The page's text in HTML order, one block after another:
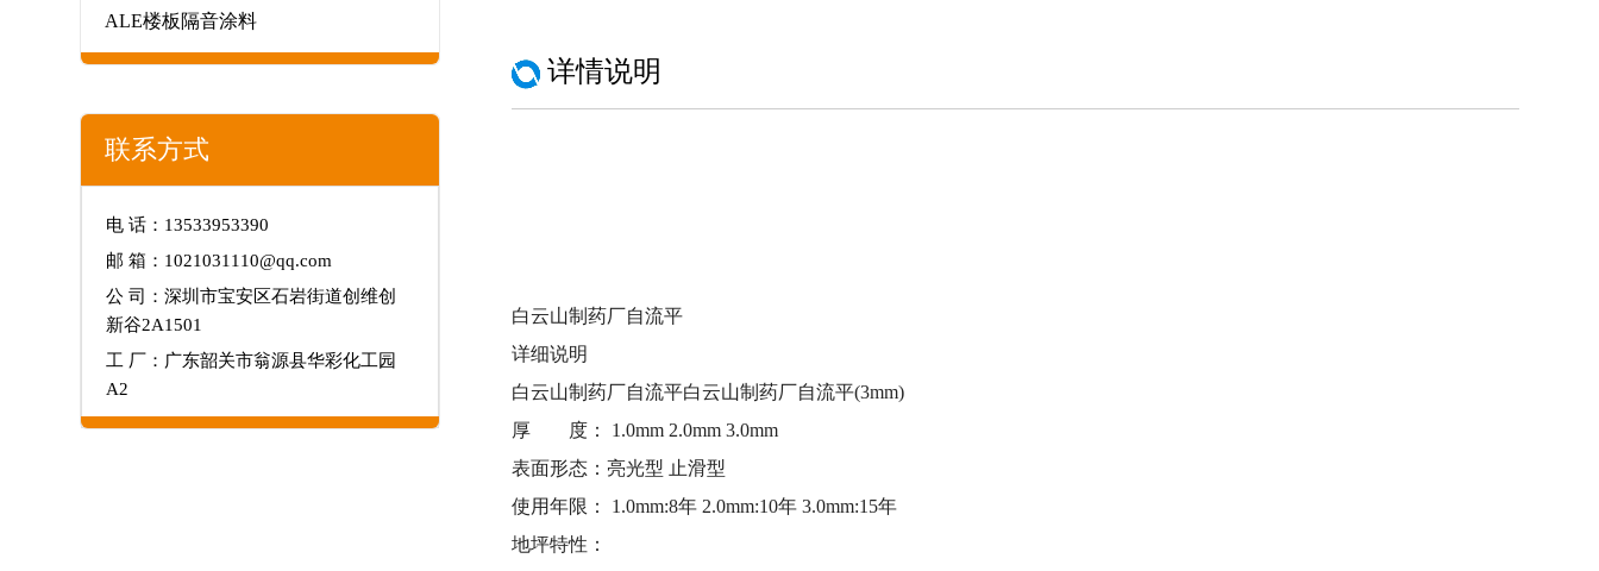
ALE楼板隔音涂料
联系方式
电 话：13533953390
邮 箱：1021031110@qq.com
公 司：深圳市宝安区石岩街道创维创
新谷2A1501
工 厂：广东韶关市翁源县华彩化工园
A2
详情说明
白云山制药厂自流平
详细说明
白云山制药厂自流平白云山制药厂自流平(3mm)
厚 度： 1.0mm 2.0mm 3.0mm
表面形态：亮光型 止滑型
使用年限： 1.0mm:8年 2.0mm:10年 3.0mm:15年
地坪特性：